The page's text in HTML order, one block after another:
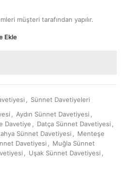
müşteri tarafından yapılır.
Ekle
Sünnet Davetiyeleri
Aydın Sünnet Davetiyesi
Davetiye Datça Sünnet Davetiyesi
Sünnet Davetiyesi
Menteşe
Davetiyesi
Muğla Sünnet
Uşak Sünnet Davetiyesi